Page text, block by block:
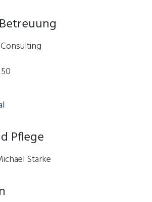
Pflege
Starke